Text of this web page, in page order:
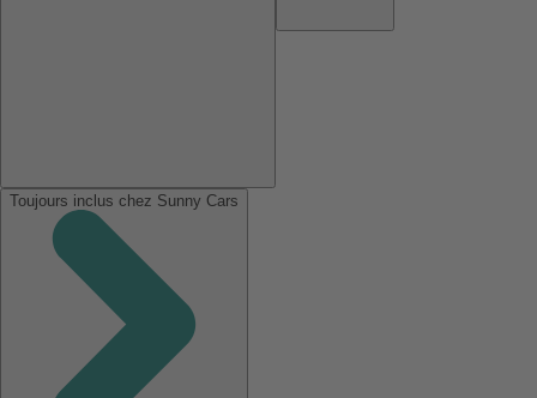
Toujours inclus chez Sunny Cars